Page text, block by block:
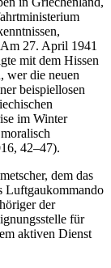
27. April 1941
mit dem Hissen
wer die neuen
beispiellosen
im Winter
42–47).
dem das
Luftgaukommando
der
für
aktiven Dienst